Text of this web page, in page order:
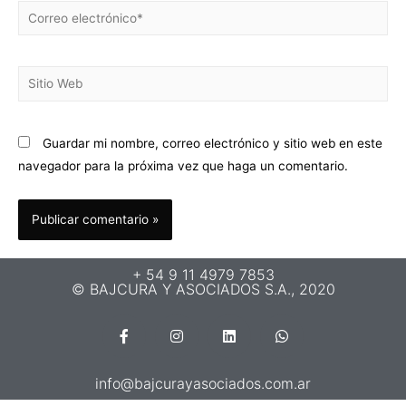
Guardar mi nombre, correo electrónico y sitio web en este
navegador para la próxima vez que haga un comentario.
+ 54 9 11 4979 7853
© BAJCURA Y ASOCIADOS S.A., 2020
info@bajcurayasociados.com.ar